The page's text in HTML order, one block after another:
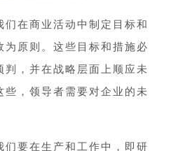
在商业活动中制定目标和
为原则。这些目标和措施必
，并在战略层面上顺应未
，领导者需要对企业的未
们要在生产和工作中，即研